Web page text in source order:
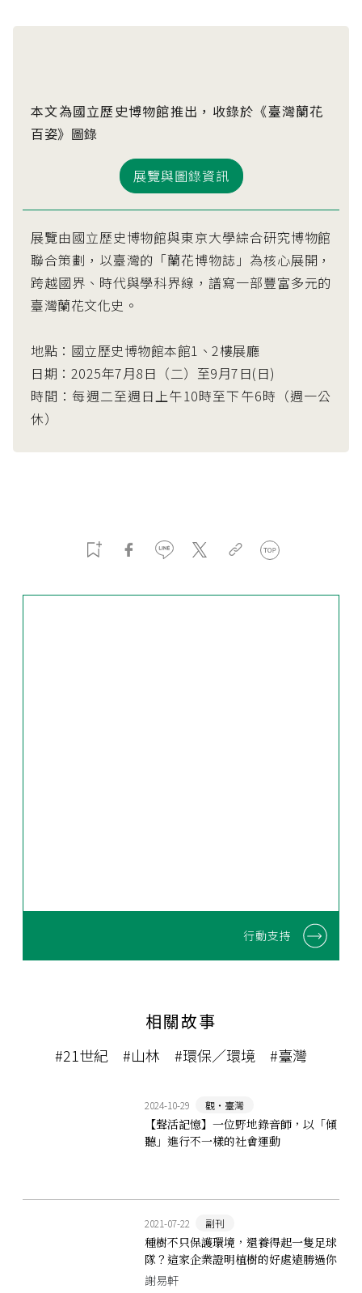
本文為國立歷史博物館推出，收錄於《臺灣蘭花
百姿》圖錄
展覽與圖錄資訊
展覽由國立歷史博物館與東京大學綜合研究博物館
聯合策劃，以臺灣的「蘭花博物誌」為核心展開，
跨越國界、時代與學科界線，譜寫一部豐富多元的
臺灣蘭花文化史。
地點：國立歷史博物館本館1、2樓展廳
日期：2025年7月8日（二）至9月7日(日)
時間：每週二至週日上午10時至下午6時（週一公
休）
行動支持
相關故事
#21世紀 #山林 #環保／環境 #臺灣
2024-10-29 觀‧臺灣
【聲活記憶】一位野地錄音師，以「傾
聽」進行不一樣的社會運動
2021-07-22 副刊
種樹不只保護環境，還養得起一隻足球
隊？這家企業證明植樹的好處遠勝過你
想像
謝易軒